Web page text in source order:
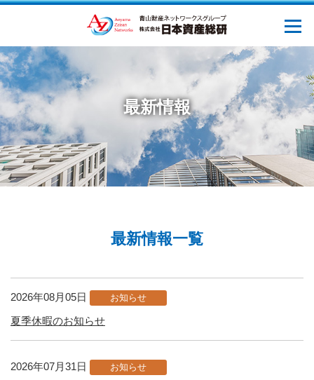
最新情報
最新情報一覧
2026年08月05日 お知らせ
夏季休暇のお知らせ
2026年07月31日 お知らせ